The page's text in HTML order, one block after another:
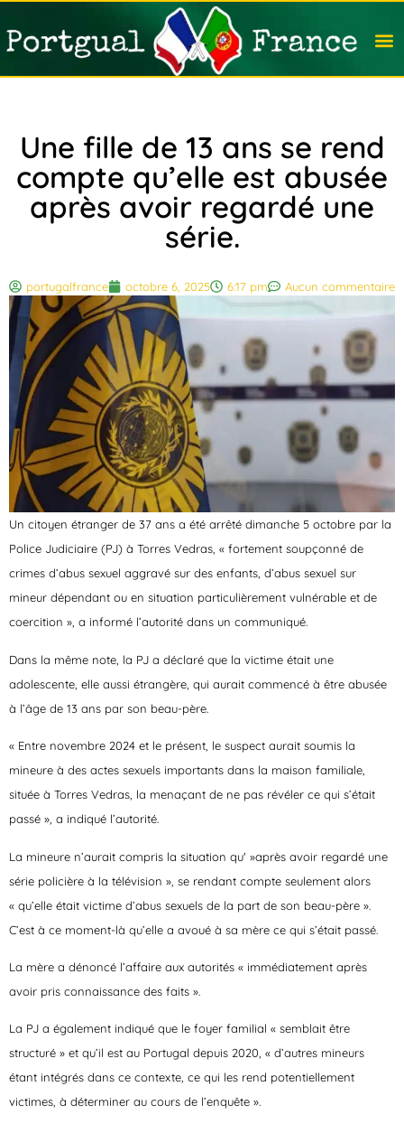
Une fille de 13 ans se rend
compte qu’elle est abusée
après avoir regardé une
série.
portugalfrance octobre 6, 2025 6:17 pm Aucun commentaire
Un citoyen étranger de 37 ans a été arrêté dimanche 5 octobre par la
Police Judiciaire (PJ) à Torres Vedras, « fortement soupçonné de
crimes d’abus sexuel aggravé sur des enfants, d’abus sexuel sur
mineur dépendant ou en situation particulièrement vulnérable et de
coercition », a informé l’autorité dans un communiqué.
Dans la même note, la PJ a déclaré que la victime était une
adolescente, elle aussi étrangère, qui aurait commencé à être abusée
à l’âge de 13 ans par son beau-père.
« Entre novembre 2024 et le présent, le suspect aurait soumis la
mineure à des actes sexuels importants dans la maison familiale,
située à Torres Vedras, la menaçant de ne pas révéler ce qui s’était
passé », a indiqué l’autorité.
La mineure n’aurait compris la situation qu' »après avoir regardé une
série policière à la télévision », se rendant compte seulement alors
« qu’elle était victime d’abus sexuels de la part de son beau-père ».
C’est à ce moment-là qu’elle a avoué à sa mère ce qui s’était passé.
La mère a dénoncé l’affaire aux autorités « immédiatement après
avoir pris connaissance des faits ».
La PJ a également indiqué que le foyer familial « semblait être
structuré » et qu’il est au Portugal depuis 2020, « d’autres mineurs
étant intégrés dans ce contexte, ce qui les rend potentiellement
victimes, à déterminer au cours de l’enquête ».